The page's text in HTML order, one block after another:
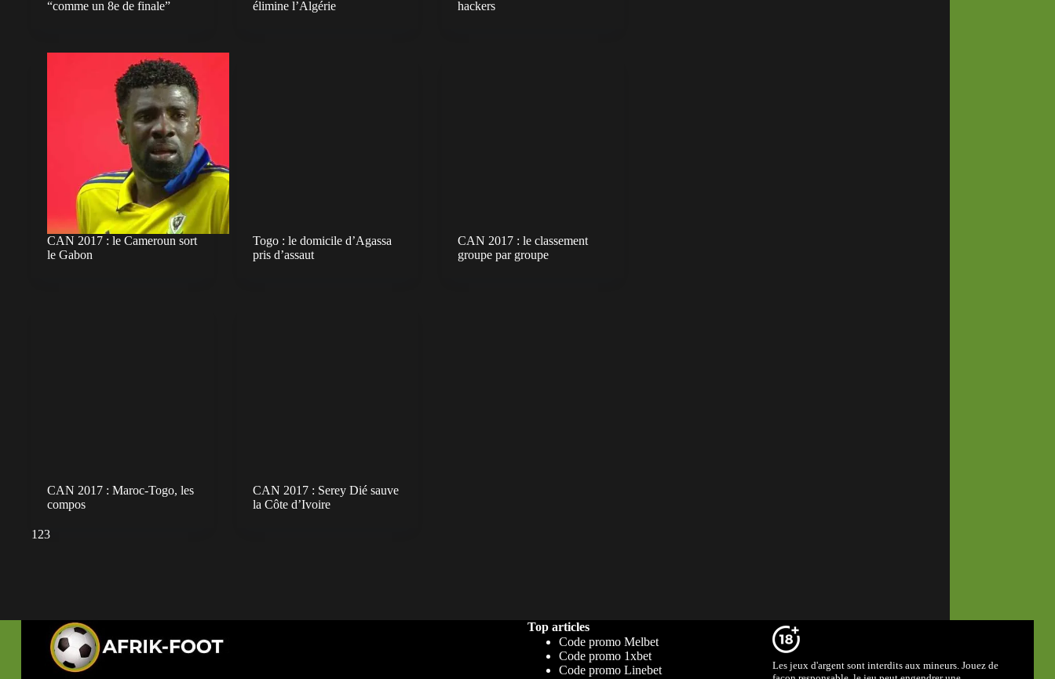
“comme un 8e de finale”
élimine l’Algérie
hackers
CAN 2017 : le Cameroun sort
le Gabon
Togo : le domicile d’Agassa
pris d’assaut
CAN 2017 : le classement
groupe par groupe
CAN 2017 : Maroc-Togo, les
compos
CAN 2017 : Serey Dié sauve
la Côte d’Ivoire
1 23
Top articles
Code promo Melbet
Code promo 1xbet
Code promo Linebet
Les jeux d'argent sont interdits aux mineurs. Jouez de